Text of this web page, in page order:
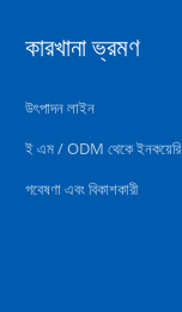
কারখানা ভ্রমণ
উৎপাদন লাইন
ই এম / ODM থেকে ইনকয়েরি
গবেষণা এবং বিকাশকারী